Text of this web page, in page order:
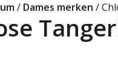
/ Dames merken /